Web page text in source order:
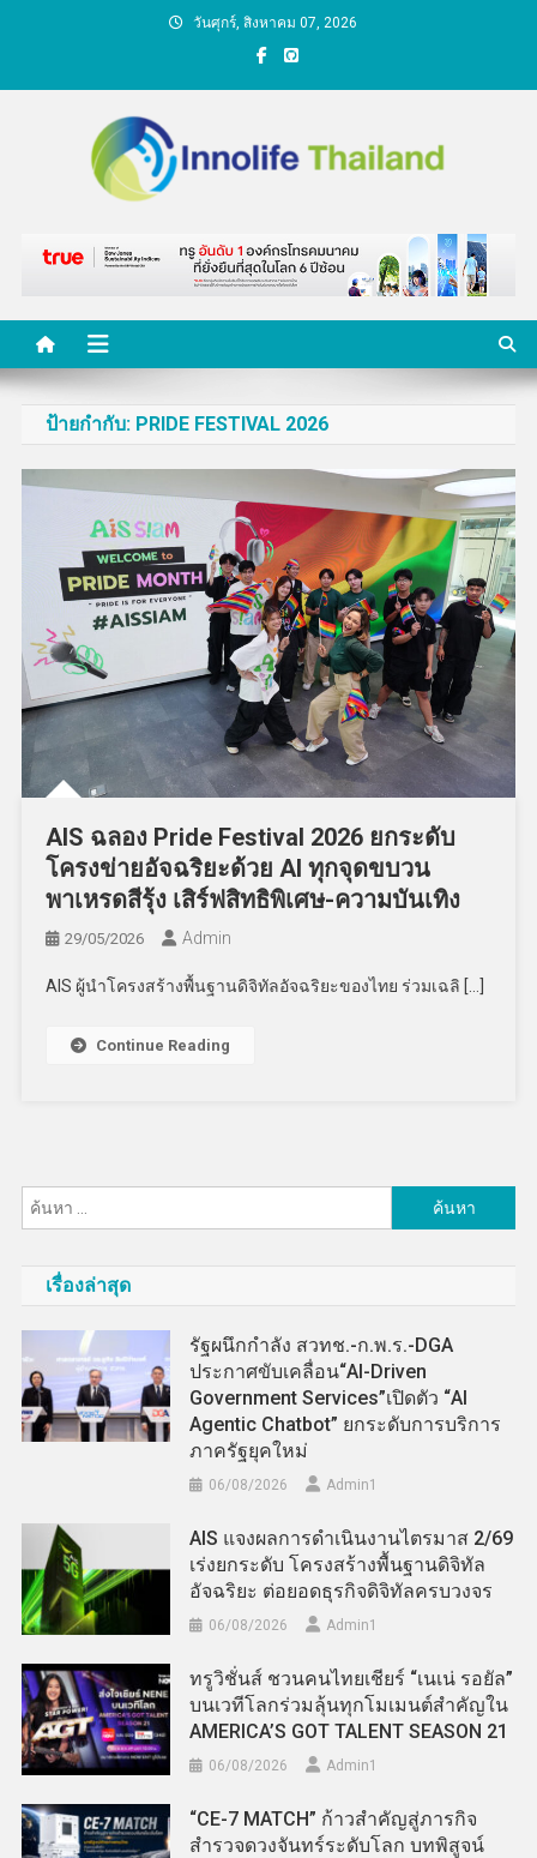
วันศุกร์, สิงหาคม 07, 2026
คนกับความคิด ชีวิตกับ
นวัตกรรม
ป้ายกำกับ: PRIDE FESTIVAL 2026
AIS ฉลอง Pride Festival 2026 ยกระดับ
โครงข่ายอัจฉริยะด้วย AI ทุกจุดขบวน
พาเหรดสีรุ้ง เสิร์ฟสิทธิพิเศษ-ความบันเทิง
29/05/2026 Admin
AIS ผู้นำโครงสร้างพื้นฐานดิจิทัลอัจฉริยะของไทย ร่วมเฉลิ […]
Continue Reading
สำหรับ:
เรื่องล่าสุด
รัฐผนึกกำลัง สวทช.-ก.พ.ร.-DGA
ประกาศขับเคลื่อน“AI-Driven
Government Services”เปิดตัว “AI
Agentic Chatbot” ยกระดับการบริการ
ภาครัฐยุคใหม่
06/08/2026 Admin​1
AIS แจงผลการดำเนินงานไตรมาส 2/69
เร่งยกระดับ โครงสร้างพื้นฐานดิจิทัล
อัจฉริยะ ต่อยอดธุรกิจดิจิทัลครบวงจร
06/08/2026 Admin​1
ทรูวิชั่นส์ ชวนคนไทยเชียร์ “เนเน่ รอยัล”
บนเวทีโลกร่วมลุ้นทุกโมเมนต์สำคัญใน
AMERICA’S GOT TALENT SEASON 21
06/08/2026 Admin​1
“CE-7 MATCH” ก้าวสำคัญสู่ภารกิจ
สำรวจดวงจันทร์ระดับโลก บทพิสูจน์